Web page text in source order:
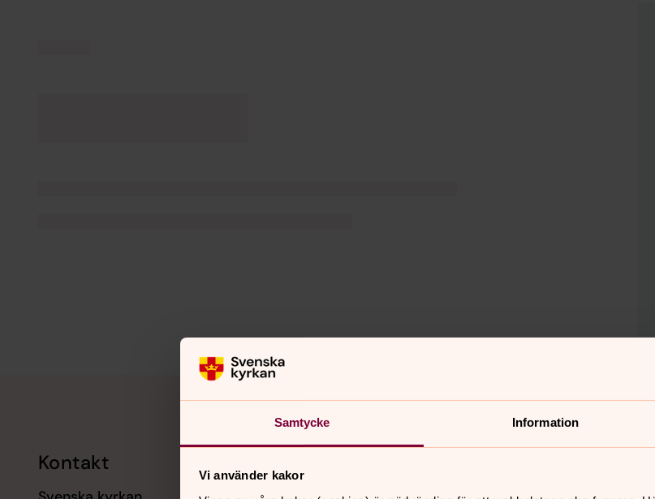
Samtycke Information
Vi använder kakor
Kontakt